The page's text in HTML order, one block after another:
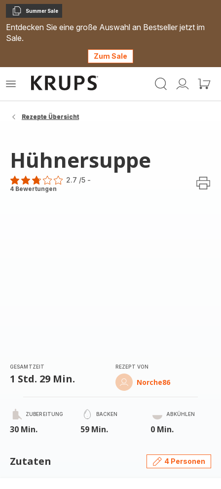
Kopieren
Summer Sale
Entdecken Sie eine große Auswahl an Bestseller jetzt im
Sale.
Zum Sale
Mein
Mein
Das
Rezepte Übersicht
Hühnersuppe
ratings.2.7
2.7 /5 -
4 Bewertungen
GESAMTZEIT
1 Std. 29 Min.
REZEPT VON
Norche86
ZUBEREITUNG
30 Min.
BACKEN
59 Min.
ABKÜHLEN
0 Min.
Zutaten 4 Personen